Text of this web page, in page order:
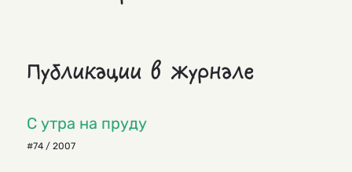
Публикации в журнале
С утра на пруду
#74 / 2007